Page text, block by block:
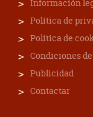
Información
Política de
Política de
Condiciones
Publicidad
Contactar